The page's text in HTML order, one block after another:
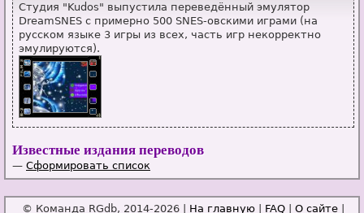
Студия "Kudos" выпустила переведённый эмулятор
DreamSNES с примерно 500 SNES-овскими играми (на
русском языке 3 игры из всех, часть игр некорректно
эмулируются).
Известные издания переводов
— Сформировать список
© Команда RGdb, 2014-2026 | На главную FAQ О сайте